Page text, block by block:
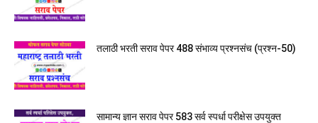
तलाठी भरती सराव पेपर 488 संभाव्य प्रश्नसंच (प्रश्न-50)
सामान्य ज्ञान सराव पेपर 583 सर्व स्पर्धा परीक्षेस उपयुक्त